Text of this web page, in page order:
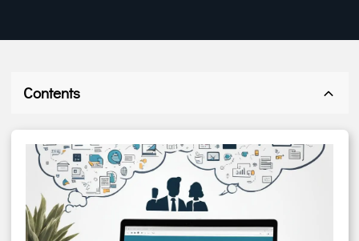
Contents